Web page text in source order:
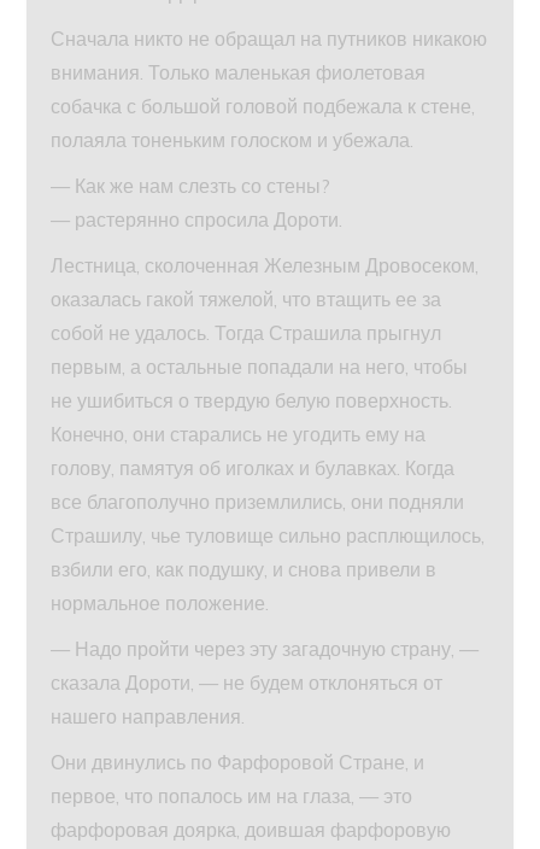
Сначала никто не обращал на путников никакою
внимания. Только маленькая фиолетовая
собачка с большой головой подбежала к стене,
полаяла тоненьким голоском и убежала.
— Как же нам слезть со стены?
— растерянно спросила Дороти.
Лестница, сколоченная Железным Дровосеком,
оказалась гакой тяжелой, что втащить ее за
собой не удалось. Тогда Страшила прыгнул
первым, а остальные попадали на него, чтобы
не ушибиться о твердую белую поверхность.
Конечно, они старались не угодить ему на
голову, памятуя об иголках и булавках. Когда
все благополучно приземлились, они подняли
Страшилу, чье туловище сильно расплющилось,
взбили его, как подушку, и снова привели в
нормальное положение.
— Надо пройти через эту загадочную страну, —
сказала Дороти, — не будем отклоняться от
нашего направления.
Они двинулись по Фарфоровой Стране, и
первое, что попалось им на глаза, — это
фарфоровая доярка, доившая фарфоровую